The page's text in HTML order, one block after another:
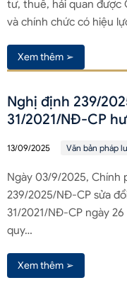
tư, thuế, hải quan được
và chính chức có hiệu
Xem thêm ➢
Nghị định 239/
31/2021/NĐ-CP
13/09/2025 Văn bản pháp
Ngày 03/9/2025, Chính
239/2025/NĐ-CP sửa
31/2021/NĐ-CP ngày
quy…
Xem thêm ➢